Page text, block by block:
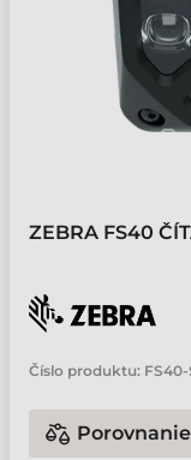
ZEBRA FS40
Číslo produktu:
Porovnanie